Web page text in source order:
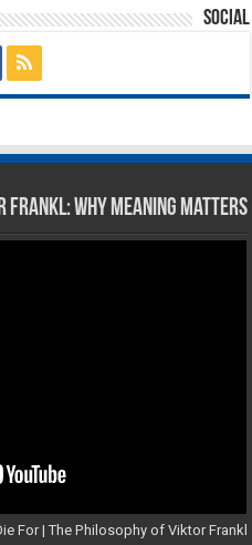
Social
Frankl: Why Meaning Matters
For | The Philosophy of Viktor Frankl